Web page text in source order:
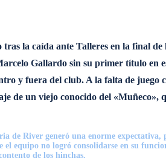
la caída ante Talleres en la final
Gallardo sin su primer título en
y fuera del club. A la falta de juego
de un viejo conocido del «Muñeco»,
de River generó una enorme expectativa,
el equipo no logró consolidarse en su
de los hinchas.